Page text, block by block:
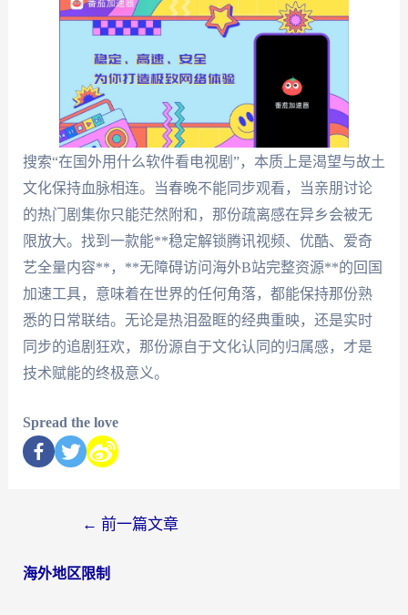
搜索“在国外用什么软件看电视剧”，本质上是渴望与故土
文化保持血脉相连。当春晚不能同步观看，当亲朋讨论
的热门剧集你只能茫然附和，那份疏离感在异乡会被无
限放大。找到一款能**稳定解锁腾讯视频、优酷、爱奇
艺全量内容**，**无障碍访问海外B站完整资源**的回国
加速工具，意味着在世界的任何角落，都能保持那份熟
悉的日常联结。无论是热泪盈眶的经典重映，还是实时
同步的追剧狂欢，那份源自于文化认同的归属感，才是
技术赋能的终极意义。
Spread the love
← 前一篇文章
海外地区限制